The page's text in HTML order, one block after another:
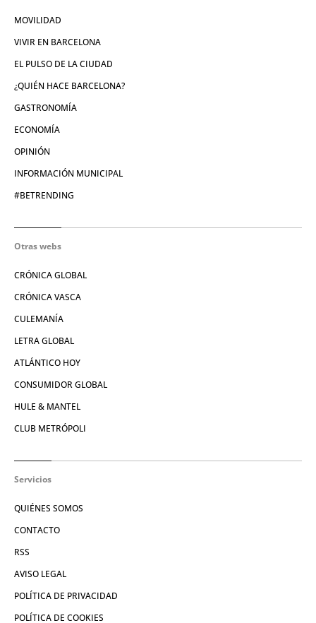
MOVILIDAD
VIVIR EN BARCELONA
EL PULSO DE LA CIUDAD
¿QUIÉN HACE BARCELONA?
GASTRONOMÍA
ECONOMÍA
OPINIÓN
INFORMACIÓN MUNICIPAL
#BETRENDING
Otras webs
CRÓNICA GLOBAL
CRÓNICA VASCA
CULEMANÍA
LETRA GLOBAL
ATLÁNTICO HOY
CONSUMIDOR GLOBAL
HULE & MANTEL
CLUB METRÓPOLI
Servicios
QUIÉNES SOMOS
CONTACTO
RSS
AVISO LEGAL
POLÍTICA DE PRIVACIDAD
POLÍTICA DE COOKIES